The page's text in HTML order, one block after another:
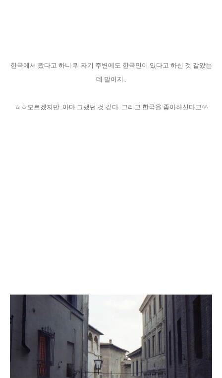
한국에서 왔다고 하니 뭐 자기 주변에도 한국인이 있다고 하신 것 같았는
데 말이지..
ㅎㅎ모르겠지만..아마 그랬던 것 같다. 그리고 한국을 좋아하신다고^^